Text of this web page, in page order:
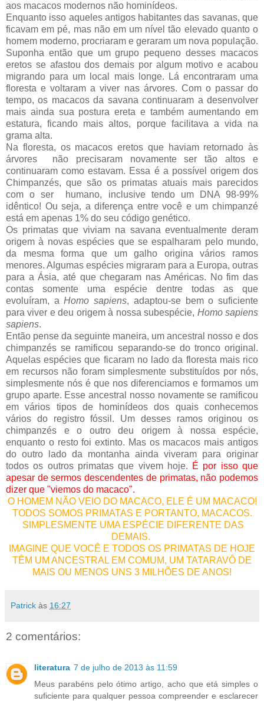
aos macacos modernos não hominídeos.
Enquanto isso aqueles antigos habitantes das savanas, que
ficavam em pé, mas não em um nível tão elevado quanto o
homem moderno, procriaram e geraram um nova população.
Suponha então que um grupo pequeno desses macacos
eretos se afastou dos demais por algum motivo e acabou
migrando para um local mais longe. Lá encontraram uma
floresta e voltaram a viver nas árvores. Com o passar do
tempo, os macacos da savana continuaram a desenvolver
mais ainda sua postura ereta e também aumentando em
estatura, ficando mais altos, porque facilitava a vida na
grama alta.
Na floresta, os macacos eretos que haviam retornado às
árvores não precisaram novamente ser tão altos e
continuaram como estavam. Essa é a possível origem dos
Chimpanzés, que são os primatas atuais mais parecidos
com o ser humano, inclusive tendo um DNA 98-99%
idêntico! Ou seja, a diferença entre você e um chimpanzé
está em apenas 1% do seu código genético.
Os primatas que viviam na savana eventualmente deram
origem à novas espécies que se espalharam pelo mundo,
da mesma forma que um galho origina vários ramos
menores. Algumas espécies migraram para a Europa, outras
para a Ásia, até que chegaram nas Américas. No fim das
contas somente uma espécie dentre todas as que
evoluíram, aHomo sapiens, adaptou-se bem o suficiente
para viver e deu origem à nossa subespécie, Homo sapiens
sapiens.
Então pense da seguinte maneira, um ancestral nosso e dos
chimpanzés se ramificou separando-se do tronco original.
Aquelas espécies que ficaram no lado da floresta mais rico
em recursos não foram simplesmente substituídos por nós,
simplesmente nós é que nos diferenciamos e formamos um
grupo aparte. Esse ancestral nosso novamente se ramificou
em vários tipos de hominídeos dos quais conhecemos
vários do registro fóssil. Um desses ramos originou os
chimpanzés e o outro deu origem à nossa espécie,
enquanto o resto foi extinto. Mas os macacos mais antigos
do outro lado da montanha ainda viveram para originar
todos os outros primatas que vivem hoje. É por isso que
apesar de sermos descendentes de primatas, não podemos
dizer que "viemos do macaco".
O HOMEM NÃO VEIO DO MACACO, ELE É UM MACACO!
TODOS SOMOS PRIMATAS E PORTANTO, MACACOS.
SIMPLESMENTE UMA ESPÉCIE DIFERENTE DAS
DEMAIS.
IMAGINE QUE VOCÊ E TODOS OS PRIMATAS DE HOJE
TÊM UM ANCESTRAL EM COMUM, UM TATARAVÔ DE
MAIS OU MENOS UNS 3 MILHÕES DE ANOS!
Patrick às 16:27
2 comentários:
literatura 7 de julho de 2013 às 11:59
Meus parabéns pelo ótimo artigo, acho que etá simples o
suficiente para qualquer pessoa compreender e esclarecer